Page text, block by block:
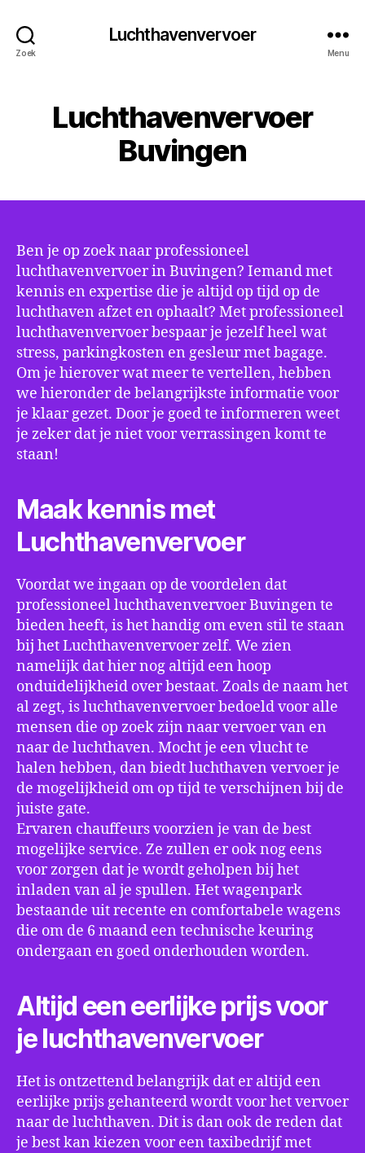
Zoek
Luchthavenvervoer
Menu
Luchthavenvervoer
Buvingen
Ben je op zoek naar professioneel
luchthavenvervoer in Buvingen? Iemand met
kennis en expertise die je altijd op tijd op de
luchthaven afzet en ophaalt? Met professioneel
luchthavenvervoer bespaar je jezelf heel wat
stress, parkingkosten en gesleur met bagage.
Om je hierover wat meer te vertellen, hebben
we hieronder de belangrijkste informatie voor
je klaar gezet. Door je goed te informeren weet
je zeker dat je niet voor verrassingen komt te
staan!
Maak kennis met
Luchthavenvervoer
Voordat we ingaan op de voordelen dat
professioneel luchthavenvervoer Buvingen te
bieden heeft, is het handig om even stil te staan
bij het Luchthavenvervoer zelf. We zien
namelijk dat hier nog altijd een hoop
onduidelijkheid over bestaat. Zoals de naam het
al zegt, is luchthavenvervoer bedoeld voor alle
mensen die op zoek zijn naar vervoer van en
naar de luchthaven. Mocht je een vlucht te
halen hebben, dan biedt luchthaven vervoer je
de mogelijkheid om op tijd te verschijnen bij de
juiste gate.
Ervaren chauffeurs voorzien je van de best
mogelijke service. Ze zullen er ook nog eens
voor zorgen dat je wordt geholpen bij het
inladen van al je spullen. Het wagenpark
bestaande uit recente en comfortabele wagens
die om de 6 maand een technische keuring
ondergaan en goed onderhouden worden.
Altijd een eerlijke prijs voor
je luchthavenvervoer
Het is ontzettend belangrijk dat er altijd een
eerlijke prijs gehanteerd wordt voor het vervoer
naar de luchthaven. Dit is dan ook de reden dat
je best kan kiezen voor een taxibedrijf met